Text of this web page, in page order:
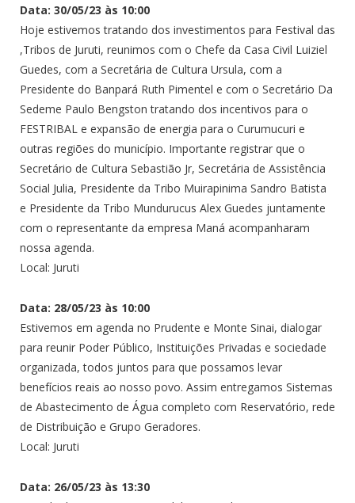
Data: 30/05/23 às 10:00
Hoje estivemos tratando dos investimentos para Festival das
,Tribos de Juruti, reunimos com o Chefe da Casa Civil Luiziel
Guedes, com a Secretária de Cultura Ursula, com a
Presidente do Banpará Ruth Pimentel e com o Secretário Da
Sedeme Paulo Bengston tratando dos incentivos para o
FESTRIBAL e expansão de energia para o Curumucuri e
outras regiões do município. Importante registrar que o
Secretário de Cultura Sebastião Jr, Secretária de Assistência
Social Julia, Presidente da Tribo Muirapinima Sandro Batista
e Presidente da Tribo Mundurucus Alex Guedes juntamente
com o representante da empresa Maná acompanharam
nossa agenda.
Local: Juruti
Data: 28/05/23 às 10:00
Estivemos em agenda no Prudente e Monte Sinai, dialogar
para reunir Poder Público, Instituições Privadas e sociedade
organizada, todos juntos para que possamos levar
benefícios reais ao nosso povo. Assim entregamos Sistemas
de Abastecimento de Água completo com Reservatório, rede
de Distribuição e Grupo Geradores.
Local: Juruti
Data: 26/05/23 às 13:30